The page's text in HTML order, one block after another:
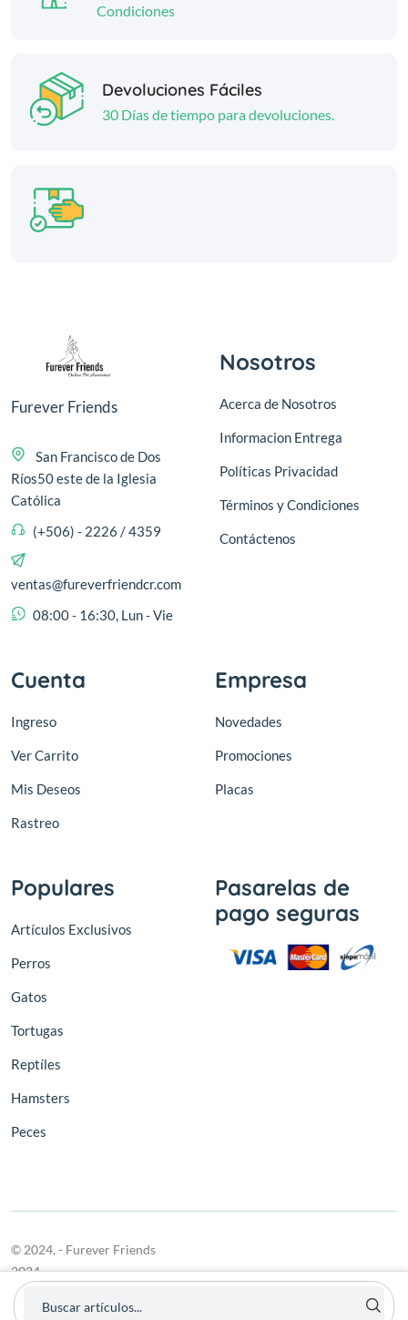
Condiciones
Devoluciones Fáciles
30 Días de tiempo para devoluciones.
Furever Friends
San Francisco de Dos
Ríos50 este de la Iglesia
Católica
(+506) - 2226 / 4359
ventas@fureverfriendcr.com
08:00 - 16:30, Lun - Vie
Nosotros
Acerca de Nosotros
Informacion Entrega
Políticas Privacidad
Términos y Condiciones
Contáctenos
Cuenta
Ingreso
Ver Carrito
Mis Deseos
Rastreo
Empresa
Novedades
Promociones
Placas
Populares
Artículos Exclusivos
Perros
Gatos
Tortugas
Reptíles
Hamsters
Peces
Pasarelas de
pago seguras
© 2024, - Furever Friends
2024